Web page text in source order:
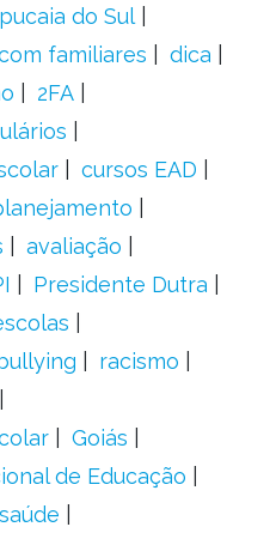
do Sul
familiares
dica
2FA
cursos EAD
avaliação
Presidente Dutra
bullying
racismo
Goiás
de Educação